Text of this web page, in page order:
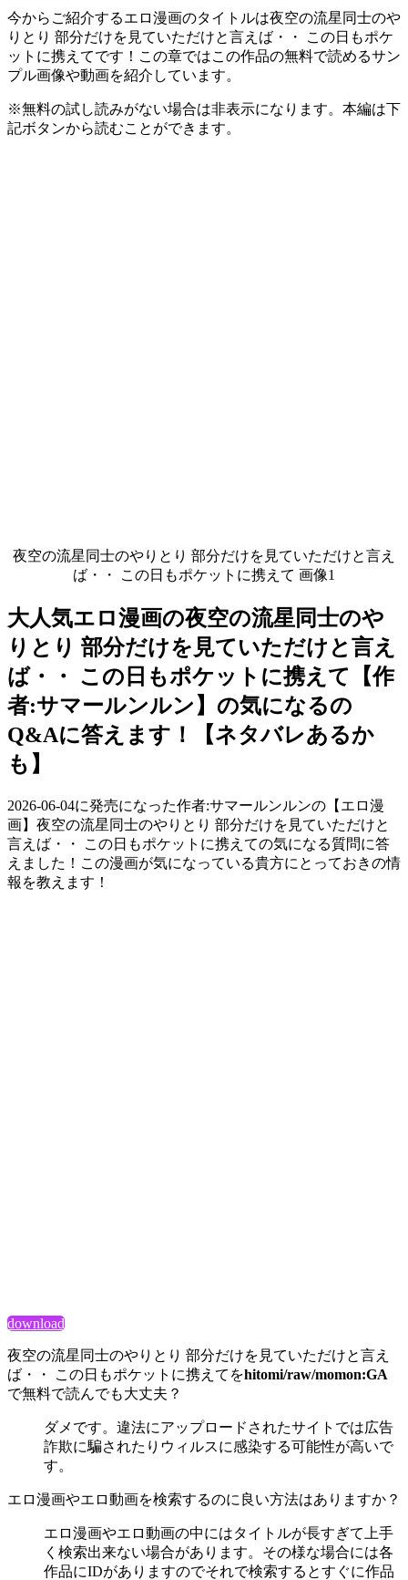
今からご紹介するエロ漫画のタイトルは夜空の流星同士のや
りとり 部分だけを見ていただけと言えば・・ この日もポケ
ットに携えてです！この章ではこの作品の無料で読めるサン
プル画像や動画を紹介しています。
※無料の試し読みがない場合は非表示になります。本編は下
記ボタンから読むことができます。
夜空の流星同士のやりとり 部分だけを見ていただけと言え
ば・・ この日もポケットに携えて 画像1
大人気エロ漫画の夜空の流星同士のや
りとり 部分だけを見ていただけと言え
ば・・ この日もポケットに携えて【作
者:サマールンルン】の気になるの
Q&Aに答えます！【ネタバレあるか
も】
2026-06-04に発売になった作者:サマールンルンの【エロ漫
画】夜空の流星同士のやりとり 部分だけを見ていただけと
言えば・・ この日もポケットに携えての気になる質問に答
えました！この漫画が気になっている貴方にとっておきの情
報を教えます！
download
夜空の流星同士のやりとり 部分だけを見ていただけと言え
ば・・ この日もポケットに携えてをhitomi/raw/momon:GA
で無料で読んでも大丈夫？
ダメです。違法にアップロードされたサイトでは広告
詐欺に騙されたりウィルスに感染する可能性が高いで
す。
エロ漫画やエロ動画を検索するのに良い方法はありますか？
エロ漫画やエロ動画の中にはタイトルが長すぎて上手
く検索出来ない場合があります。その様な場合には各
作品にIDがありますのでそれで検索するとすぐに作品